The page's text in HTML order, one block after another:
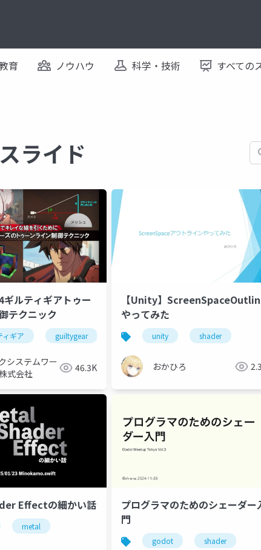
育 ノウハウ 科学・技術 すべての
ライド 検
ギルティギアトゥー
テクニック
ィギア guiltygear ggst 3dmodel shader
システムワー
式会社
46.3K
【Unity】
やってみた
unity shader
おかひろ
Effectの細かい話
metal
プログラマのためのシェーダー
門
godot shader